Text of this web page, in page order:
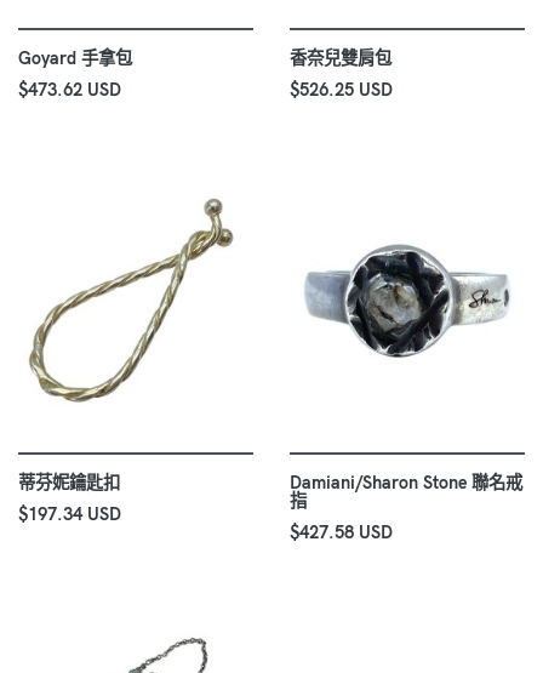
Goyard 手拿包
$473.62 USD
香奈兒雙肩包
$526.25 USD
蒂芬妮鑰匙扣
$197.34 USD
Damiani/Sharon Stone 聯名戒
指
$427.58 USD